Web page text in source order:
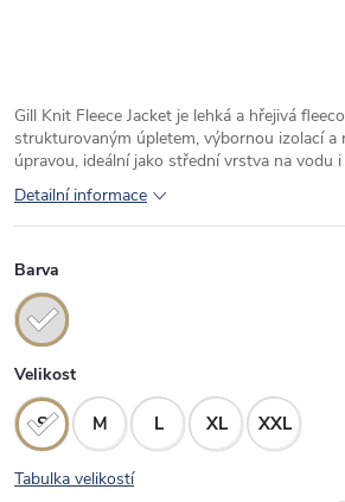
Gill Knit Fleece Jacket je lehká a hřejivá
strukturovaným úpletem, výbornou izolací a
úpravou, ideální jako střední vrstva na vodu
Detailní informace
Barva
Velikost
S M L XL XXL
Tabulka velikostí